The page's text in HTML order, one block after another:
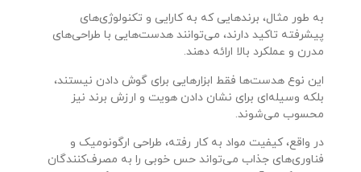
به طور مثال، برندهایی که به کارایی و تکنولوژی‌های
پیشرفته تاکید دارند، می‌توانند هدست‌هایی با طراحی‌های
مدرن و عملکرد بالا ارائه دهند.
این نوع هدست‌ها فقط ابزارهایی برای گوش دادن نیستند،
بلکه وسیله‌ای برای نشان دادن هویت و ارزش برند نیز
محسوب می‌شوند.
در واقع، کیفیت مواد به کار رفته، طراحی ارگونومیک و
فناوری‌های جذاب می‌تواند حس خوبی را به مصرف‌کنندگان